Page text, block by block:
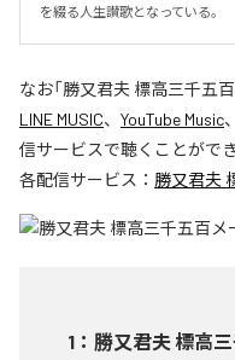
を綴る人生讃歌となっている。
なお「勝又君夫 標高三千五
LINE MUSIC、 YouTube Music、
信サービスで聴くことができ
各配信サービス： 勝又君夫
1 ： 勝又君夫 標高